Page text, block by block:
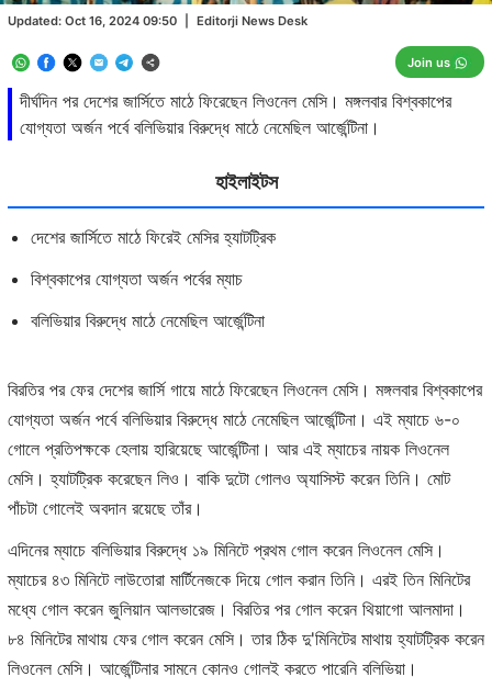
দীর্ঘদিন পর দেশের জার্সিতে মাঠে ফিরেছেন লিওনেল মেসি। মঙ্গলবার বিশ্বকাপের
যোগ্যতা অর্জন পর্বে বলিভিয়ার বিরুদ্ধে মাঠে নেমেছিল আর্জেন্টিনা।
Updated: Oct 16, 2024 09:50 Editorji News Desk
Join us
হাইলাইটস
দেশের জার্সিতে মাঠে ফিরেই মেসির হ্যাটট্রিক
বিশ্বকাপের যোগ্যতা অর্জন পর্বের ম্যাচ
বলিভিয়ার বিরুদ্ধে মাঠে নেমেছিল আর্জেন্টিনা
বিরতির পর ফের দেশের জার্সি গায়ে মাঠে ফিরেছেন লিওনেল মেসি। মঙ্গলবার বিশ্বকাপের
যোগ্যতা অর্জন পর্বে বলিভিয়ার বিরুদ্ধে মাঠে নেমেছিল আর্জেন্টিনা। এই ম্যাচে ৬-০
গোলে প্রতিপক্ষকে হেলায় হারিয়েছে আর্জেন্টিনা। আর এই ম্যাচের নায়ক লিওনেল
মেসি। হ্যাটট্রিক করেছেন লিও। বাকি দুটো গোলও অ্যাসিস্ট করেন তিনি। মোট
পাঁচটা গোলেই অবদান রয়েছে তাঁর।
এদিনের ম্যাচে বলিভিয়ার বিরুদ্ধে ১৯ মিনিটে প্রথম গোল করেন লিওনেল মেসি।
ম্যাচের ৪৩ মিনিটে লাউতোরা মার্টিনেজকে দিয়ে গোল করান তিনি। এরই তিন মিনিটের
মধ্যে গোল করেন জুলিয়ান আলভারেজ। বিরতির পর গোল করেন থিয়াগো আলমাদা।
৮৪ মিনিটের মাথায় ফের গোল করেন মেসি। তার ঠিক দু'মিনিটের মাথায় হ্যাটট্রিক করেন
লিওনেল মেসি। আর্জেন্টিনার সামনে কোনও গোলই করতে পারেনি বলিভিয়া।